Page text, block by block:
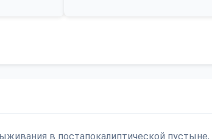
в постапокалиптической пустыне,